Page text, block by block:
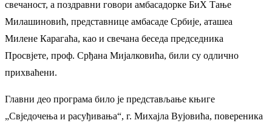
свечаност, а поздравни говори амбасадорке БиХ Тање
Милашиновић, представнице амбасаде Србије, аташеа
Милене Карагаћа, као и свечана беседа председника
Просвјете, проф. Срђана Мијалковића, били су одлично
прихваћени.
Главни део програма било је представљање књиге
„Свједочења и расуђивања“, г. Михајла Вујовића, повереника